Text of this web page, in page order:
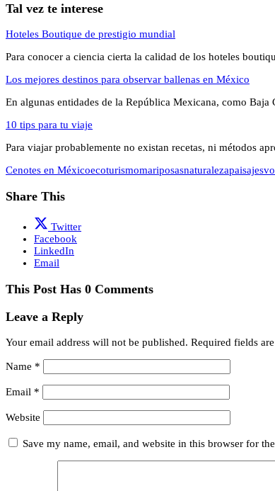
Tal vez te interese
Hoteles Boutique de prestigio mundial
Para conocer a ciencia cierta la calidad de los hoteles
Los mejores destinos para observar ballenas en México
En algunas entidades de la República Mexicana, como
10 tips para tu viaje
Para viajar probablemente no existan recetas, ni métodos
Cenotes en Méxicoecoturismomariposasnaturalezapaisajes
Share This
Twitter
Facebook
LinkedIn
Email
This Post Has 0 Comments
Leave a Reply
Your email address will not be published. Required fields
Name *
Email *
Website
Save my name, email, and website in this browser for